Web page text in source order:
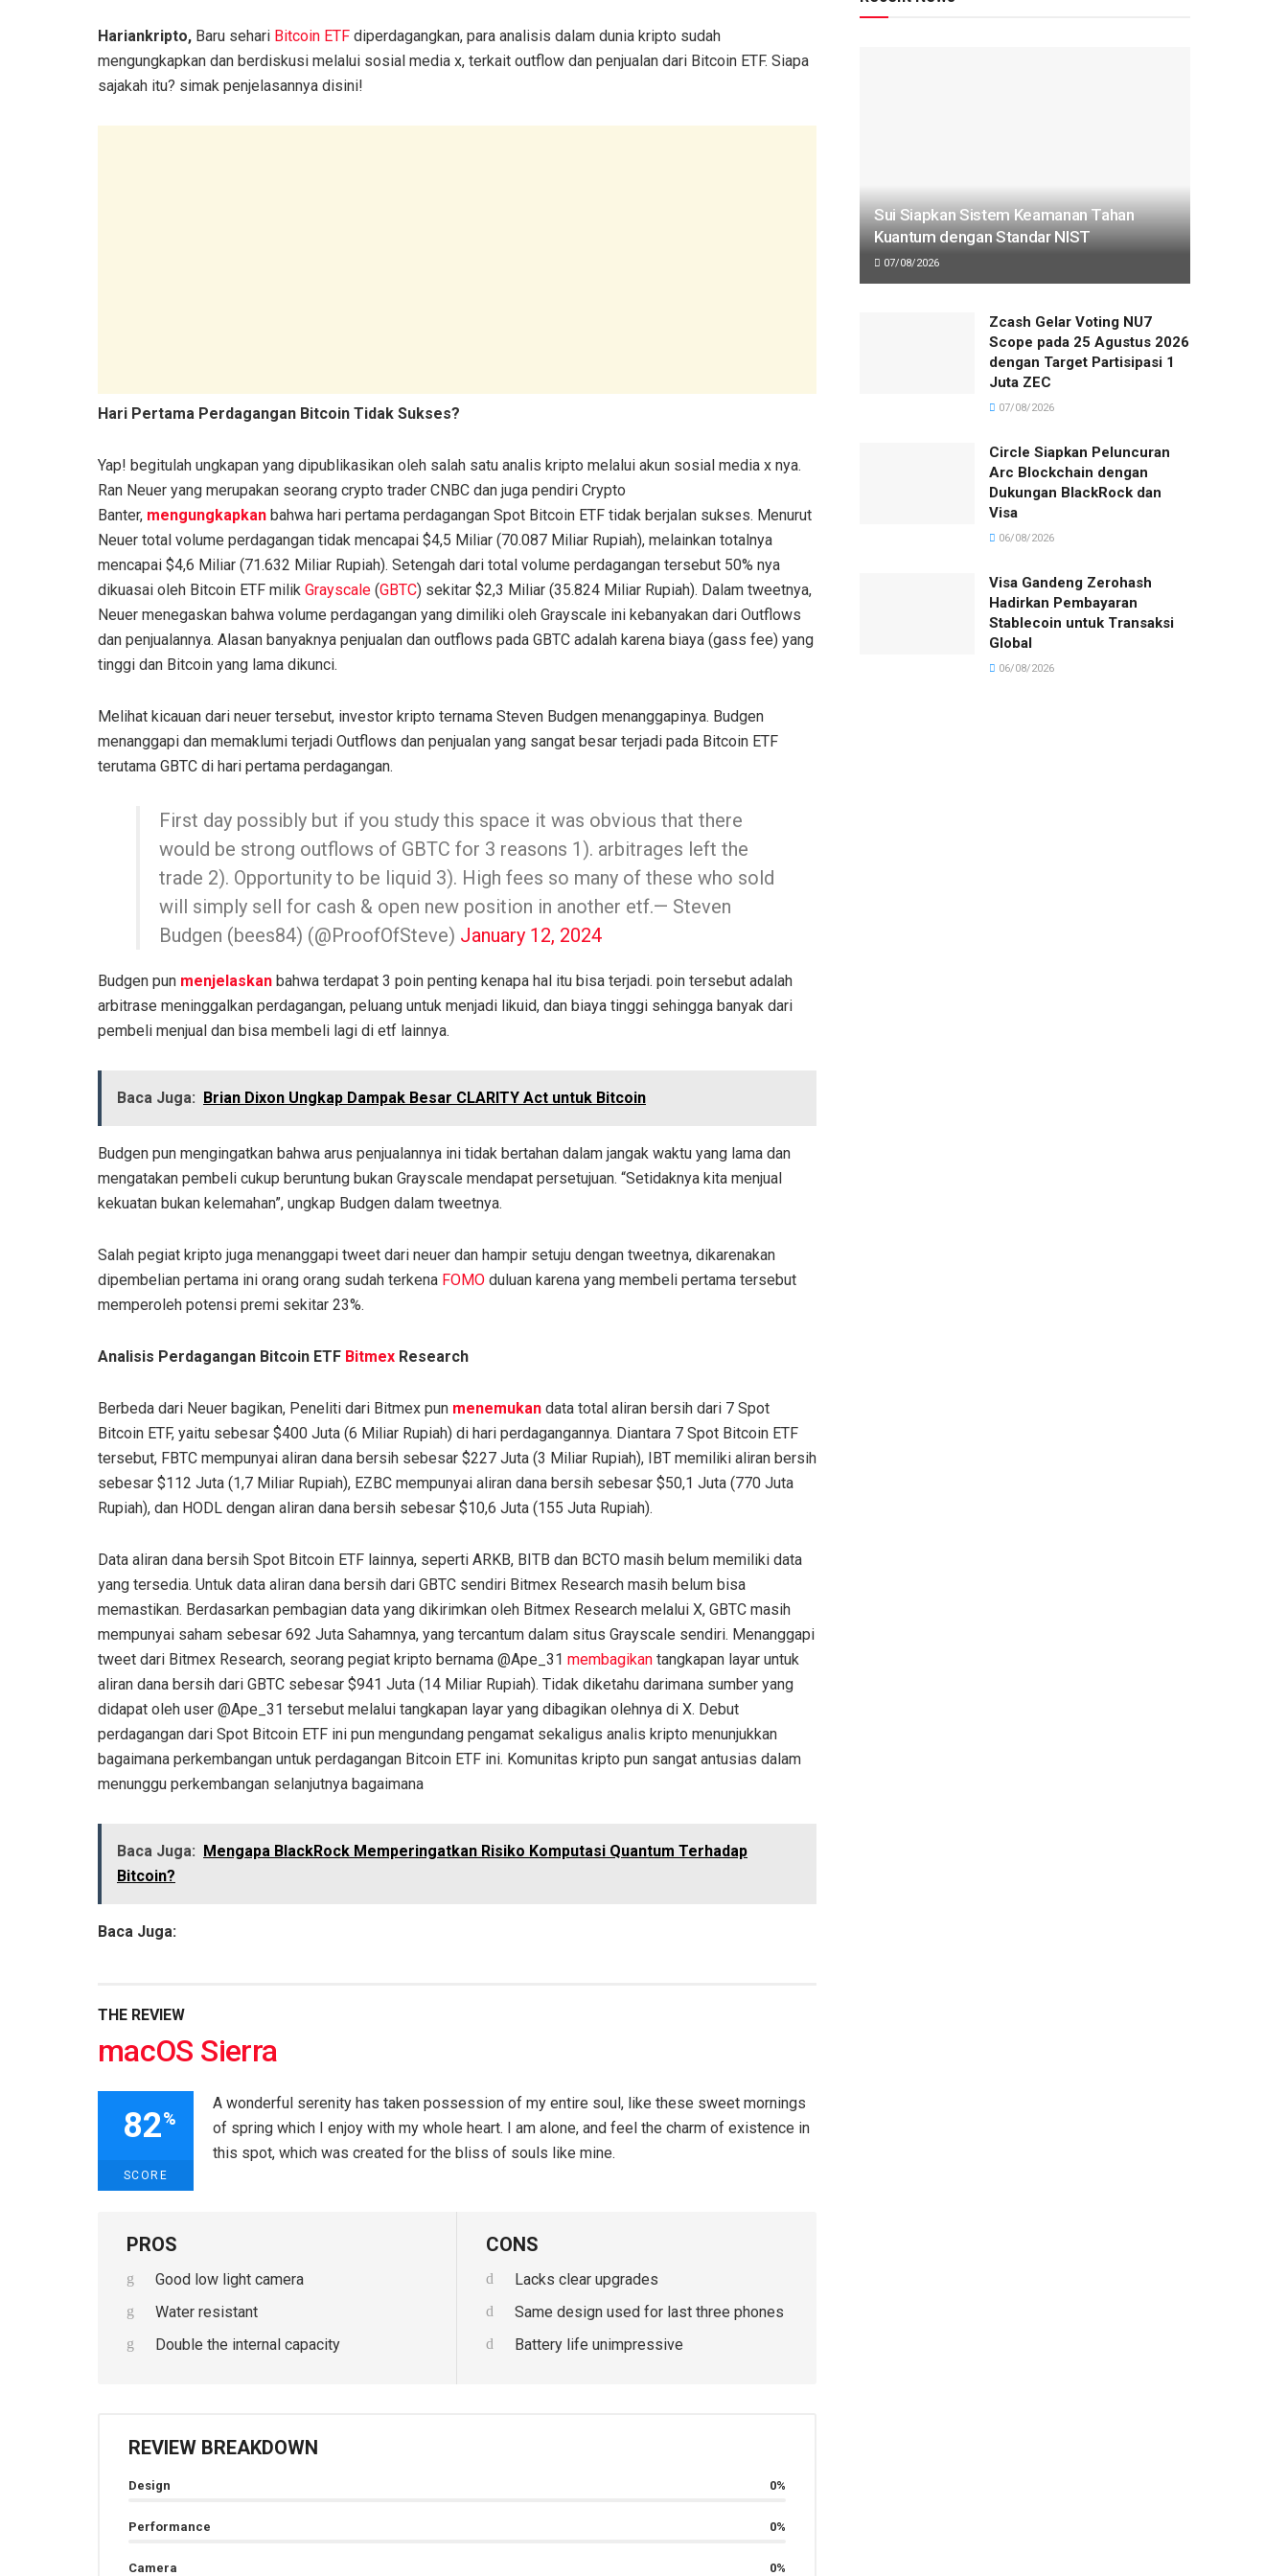
Hariankripto, Baru sehari Bitcoin ETF diperdagangkan, para analisis dalam dunia kripto sudah
mengungkapkan dan berdiskusi melalui sosial media x, terkait outflow dan penjualan dari Bitcoin ETF. Siapa
sajakah itu? simak penjelasannya disini!
Hari Pertama Perdagangan Bitcoin Tidak Sukses?
Yap! begitulah ungkapan yang dipublikasikan oleh salah satu analis kripto melalui akun sosial media x nya.
Ran Neuer yang merupakan seorang crypto trader CNBC dan juga pendiri Crypto
Banter, mengungkapkan bahwa hari pertama perdagangan Spot Bitcoin ETF tidak berjalan sukses. Menurut
Neuer total volume perdagangan tidak mencapai $4,5 Miliar (70.087 Miliar Rupiah), melainkan totalnya
mencapai $4,6 Miliar (71.632 Miliar Rupiah). Setengah dari total volume perdagangan tersebut 50% nya
dikuasai oleh Bitcoin ETF milik Grayscale (GBTC) sekitar $2,3 Miliar (35.824 Miliar Rupiah). Dalam tweetnya,
Neuer menegaskan bahwa volume perdagangan yang dimiliki oleh Grayscale ini kebanyakan dari Outflows
dan penjualannya. Alasan banyaknya penjualan dan outflows pada GBTC adalah karena biaya (gass fee) yang
tinggi dan Bitcoin yang lama dikunci.
Melihat kicauan dari neuer tersebut, investor kripto ternama Steven Budgen menanggapinya. Budgen
menanggapi dan memaklumi terjadi Outflows dan penjualan yang sangat besar terjadi pada Bitcoin ETF
terutama GBTC di hari pertama perdagangan.
First day possibly but if you study this space it was obvious that there
would be strong outflows of GBTC for 3 reasons 1). arbitrages left the
trade 2). Opportunity to be liquid 3). High fees so many of these who sold
will simply sell for cash & open new position in another etf.— Steven
Budgen (bees84) (@ProofOfSteve) January 12, 2024
Budgen pun menjelaskan bahwa terdapat 3 poin penting kenapa hal itu bisa terjadi. poin tersebut adalah
arbitrase meninggalkan perdagangan, peluang untuk menjadi likuid, dan biaya tinggi sehingga banyak dari
pembeli menjual dan bisa membeli lagi di etf lainnya.
Baca Juga: Brian Dixon Ungkap Dampak Besar CLARITY Act untuk Bitcoin
Budgen pun mengingatkan bahwa arus penjualannya ini tidak bertahan dalam jangak waktu yang lama dan
mengatakan pembeli cukup beruntung bukan Grayscale mendapat persetujuan. “Setidaknya kita menjual
kekuatan bukan kelemahan”, ungkap Budgen dalam tweetnya.
Salah pegiat kripto juga menanggapi tweet dari neuer dan hampir setuju dengan tweetnya, dikarenakan
dipembelian pertama ini orang orang sudah terkena FOMO duluan karena yang membeli pertama tersebut
memperoleh potensi premi sekitar 23%.
Analisis Perdagangan Bitcoin ETF Bitmex Research
Berbeda dari Neuer bagikan, Peneliti dari Bitmex pun menemukan data total aliran bersih dari 7 Spot
Bitcoin ETF, yaitu sebesar $400 Juta (6 Miliar Rupiah) di hari perdagangannya. Diantara 7 Spot Bitcoin ETF
tersebut, FBTC mempunyai aliran dana bersih sebesar $227 Juta (3 Miliar Rupiah), IBT memiliki aliran bersih
sebesar $112 Juta (1,7 Miliar Rupiah), EZBC mempunyai aliran dana bersih sebesar $50,1 Juta (770 Juta
Rupiah), dan HODL dengan aliran dana bersih sebesar $10,6 Juta (155 Juta Rupiah).
Data aliran dana bersih Spot Bitcoin ETF lainnya, seperti ARKB, BITB dan BCTO masih belum memiliki data
yang tersedia. Untuk data aliran dana bersih dari GBTC sendiri Bitmex Research masih belum bisa
memastikan. Berdasarkan pembagian data yang dikirimkan oleh Bitmex Research melalui X, GBTC masih
mempunyai saham sebesar 692 Juta Sahamnya, yang tercantum dalam situs Grayscale sendiri. Menanggapi
tweet dari Bitmex Research, seorang pegiat kripto bernama @Ape_31 membagikan tangkapan layar untuk
aliran dana bersih dari GBTC sebesar $941 Juta (14 Miliar Rupiah). Tidak diketahu darimana sumber yang
didapat oleh user @Ape_31 tersebut melalui tangkapan layar yang dibagikan olehnya di X. Debut
perdagangan dari Spot Bitcoin ETF ini pun mengundang pengamat sekaligus analis kripto menunjukkan
bagaimana perkembangan untuk perdagangan Bitcoin ETF ini. Komunitas kripto pun sangat antusias dalam
menunggu perkembangan selanjutnya bagaimana
Baca Juga: Mengapa BlackRock Memperingatkan Risiko Komputasi Quantum Terhadap
Bitcoin?
Baca Juga:
THE REVIEW
macOS Sierra
82%
SCORE
A wonderful serenity has taken possession of my entire soul, like these sweet mornings
of spring which I enjoy with my whole heart. I am alone, and feel the charm of existence in
this spot, which was created for the bliss of souls like mine.
PROS
Good low light camera
Water resistant
Double the internal capacity
CONS
Lacks clear upgrades
Same design used for last three phones
Battery life unimpressive
REVIEW BREAKDOWN
Design 0%
Performance 0%
Camera 0%
Sui Siapkan Sistem Keamanan Tahan
Kuantum dengan Standar NIST
07/08/2026
Zcash Gelar Voting NU7
Scope pada 25 Agustus 2026
dengan Target Partisipasi 1
Juta ZEC
07/08/2026
Circle Siapkan Peluncuran
Arc Blockchain dengan
Dukungan BlackRock dan
Visa
06/08/2026
Visa Gandeng Zerohash
Hadirkan Pembayaran
Stablecoin untuk Transaksi
Global
06/08/2026